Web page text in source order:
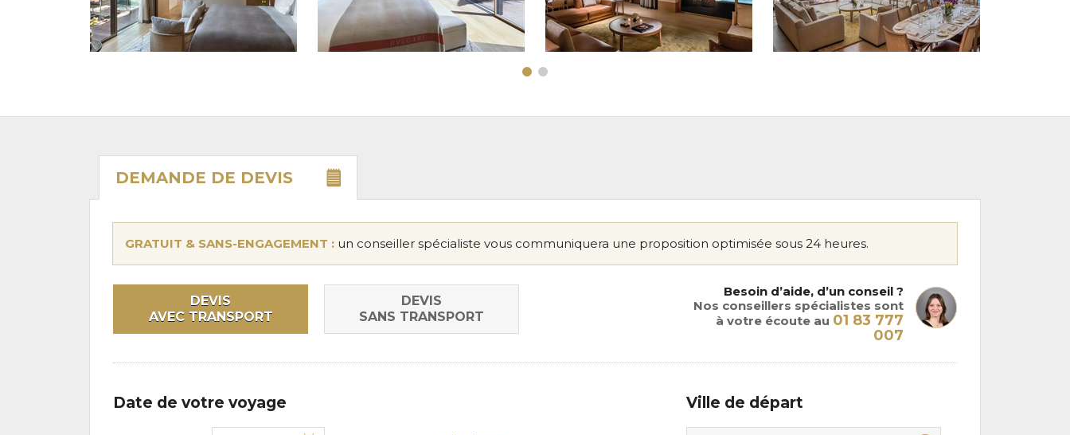
DEMANDE DE DEVIS
GRATUIT & SANS-ENGAGEMENT : un conseiller spécialiste vous communiquera une proposition optimisée sous 24 heures.
DEVIS
AVEC TRANSPORT
DEVIS
SANS TRANSPORT
Besoin d’aide, d’un conseil ?
Nos conseillers spécialistes sont
à votre écoute au 01 83 777
007
Date de votre voyage Ville de départ